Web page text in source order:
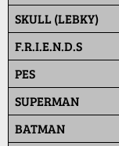
SKULL (LEBKY)
F.R.I.E.N.D.S
PES
SUPERMAN
BATMAN